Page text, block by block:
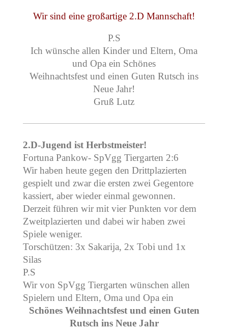
Wir sind eine großartige 2.D Mannschaft!
P.S
Ich wünsche allen Kinder und Eltern, Oma
und Opa ein Schönes
Weihnachtsfest und einen Guten Rutsch ins
Neue Jahr!
Gruß Lutz
2.D-Jugend ist Herbstmeister!
Fortuna Pankow- SpVgg Tiergarten 2:6
Wir haben heute gegen den Drittplazierten
gespielt und zwar die ersten zwei Gegentore
kassiert, aber wieder einmal gewonnen.
Derzeit führen wir mit vier Punkten vor dem
Zweitplazierten und dabei wir haben zwei
Spiele weniger.
Torschützen: 3x Sakarija, 2x Tobi und 1x
Silas
P.S
Wir von SpVgg Tiergarten wünschen allen
Spielern und Eltern, Oma und Opa ein
Schönes Weihnachtsfest und einen Guten
Rutsch ins Neue Jahr